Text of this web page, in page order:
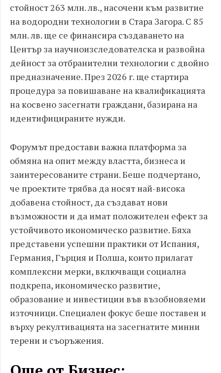
стойност 263 млн. лв., насочени към развитие
на водородни технологии в Стара Загора. С 85
млн. лв. ще се финансира създаването на
Център за научноизследователска и развойна
дейност за отбранителни технологии с двойно
предназначение. През 2026 г. ще стартира
процедура за повишаване на квалификацията
на косвено засегнати граждани, базирана на
идентифицираните нужди.
Форумът предостави важна платформа за
обмяна на опит между властта, бизнеса и
заинтересованите страни. Беше подчертано,
че проектите трябва да носят най-висока
добавена стойност, да създават нови
възможности и да имат положителен ефект за
устойчивото икономическо развитие. Бяха
представени успешни практики от Испания,
Германия, Гърция и Полша, които прилагат
комплексни мерки, включващи социална
подкрепа, икономическо развитие,
образование и инвестиции във възобновяеми
източници. Специален фокус беше поставен и
върху рекултивацията на засегнатите минни
терени и съоръжения.